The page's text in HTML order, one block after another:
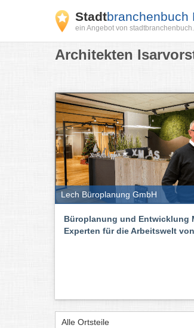
Stadtbranchenbuch
ein Angebot von
Architekten
Lech Büroplanung GmbH
Büroplanung und Entwicklung
Experten für die Arbeitswelt
Alle Ortsteile